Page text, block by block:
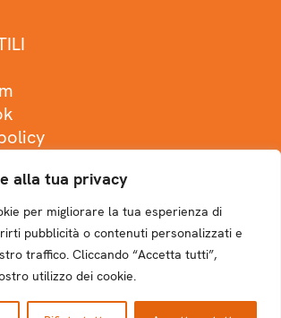
alla tua privacy
per migliorare la tua esperienza di
pubblicità o contenuti personalizzati e
traffico. Cliccando “Accetta tutti”,
utilizzo dei cookie.